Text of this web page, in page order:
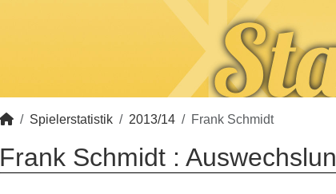
Spielerstatistik 2013/14 Frank Schmidt
Frank Schmidt :